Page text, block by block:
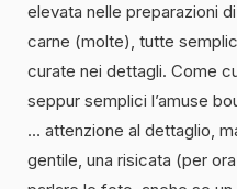
elevata nelle preparazioni
carne (molte), tutte
curate nei dettagli. Come
seppur semplici l’amuse
… attenzione al dettaglio,
gentile, una risicata (per